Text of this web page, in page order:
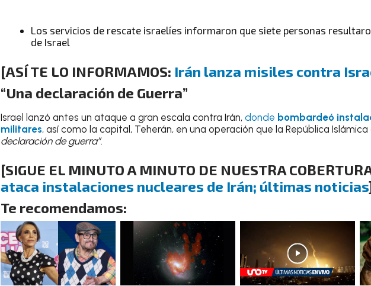
Los servicios de rescate israelíes informaron que siete personas
de Israel
[ASÍ TE LO INFORMAMOS: Irán lanza misiles contra
“Una declaración de Guerra”
Israel lanzó antes un ataque a gran escala contra Irán, donde bombardeó
militares, así como la capital, Teherán, en una operación que la República
declaración de guerra”.
[SIGUE EL MINUTO A MINUTO DE NUESTRA
ataca instalaciones nucleares de Irán; últimas noticias
Te recomendamos: